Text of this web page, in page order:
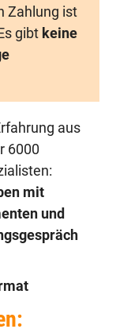
Zahlung ist
gibt keine
aus
6000
mit
und